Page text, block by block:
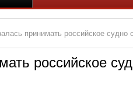
принимать российское судно с
российское